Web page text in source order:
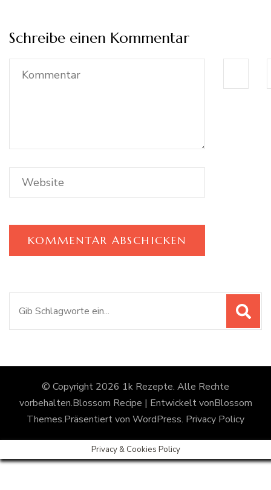
Schreibe einen Kommentar
© Copyright 2026 1k Rezepte. Alle Rechte
vorbehalten.Blossom Recipe | Entwickelt vonBlossom
Themes.Präsentiert von WordPress. Privacy Policy
Privacy & Cookies Policy